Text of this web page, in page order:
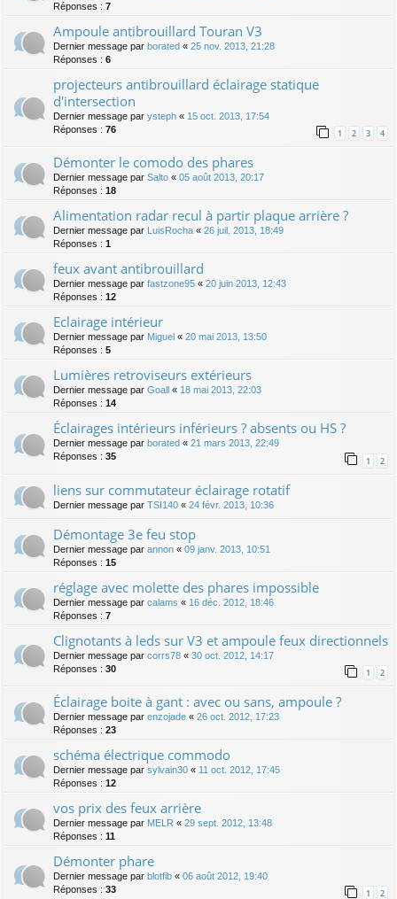
Réponses : 7
Ampoule antibrouillard Touran V3
Dernier message par borated « 25 nov. 2013, 21:28
Réponses : 6
projecteurs antibrouillard éclairage statique
d'intersection
Dernier message par ysteph « 15 oct. 2013, 17:54
Réponses : 76 1 2 3 4
Démonter le comodo des phares
Dernier message par Salto « 05 août 2013, 20:17
Réponses : 18
Alimentation radar recul à partir plaque arrière ?
Dernier message par LuisRocha « 26 juil. 2013, 18:49
Réponses : 1
feux avant antibrouillard
Dernier message par fastzone95 « 20 juin 2013, 12:43
Réponses : 12
Eclairage intérieur
Dernier message par Miguel « 20 mai 2013, 13:50
Réponses : 5
Lumières retroviseurs extérieurs
Dernier message par Goall « 18 mai 2013, 22:03
Réponses : 14
Éclairages intérieurs inférieurs ? absents ou HS ?
Dernier message par borated « 21 mars 2013, 22:49
Réponses : 35 1 2
liens sur commutateur éclairage rotatif
Dernier message par TSI140 « 24 févr. 2013, 10:36
Démontage 3e feu stop
Dernier message par annon « 09 janv. 2013, 10:51
Réponses : 15
réglage avec molette des phares impossible
Dernier message par calams « 16 déc. 2012, 18:46
Réponses : 7
Clignotants à leds sur V3 et ampoule feux directionnels
Dernier message par corrs78 « 30 oct. 2012, 14:17
Réponses : 30 1 2
Éclairage boite à gant : avec ou sans, ampoule ?
Dernier message par enzojade « 26 oct. 2012, 17:23
Réponses : 23
schéma électrique commodo
Dernier message par sylvain30 « 11 oct. 2012, 17:45
Réponses : 12
vos prix des feux arrière
Dernier message par MELR « 29 sept. 2012, 13:48
Réponses : 11
Démonter phare
Dernier message par blotfib « 06 août 2012, 19:40
Réponses : 33 1 2